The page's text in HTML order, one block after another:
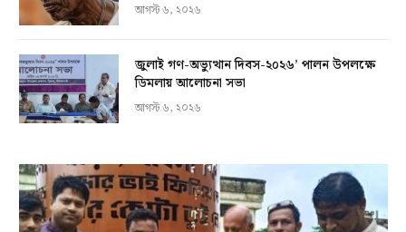
আগস্ট ৬, ২০২৬
জুলাই গণ-অভ্যুত্থান দিবস-২০২৬’ পালন উপলক্ষে
ডিমলায় আলোচনা সভা
আগস্ট ৬, ২০২৬